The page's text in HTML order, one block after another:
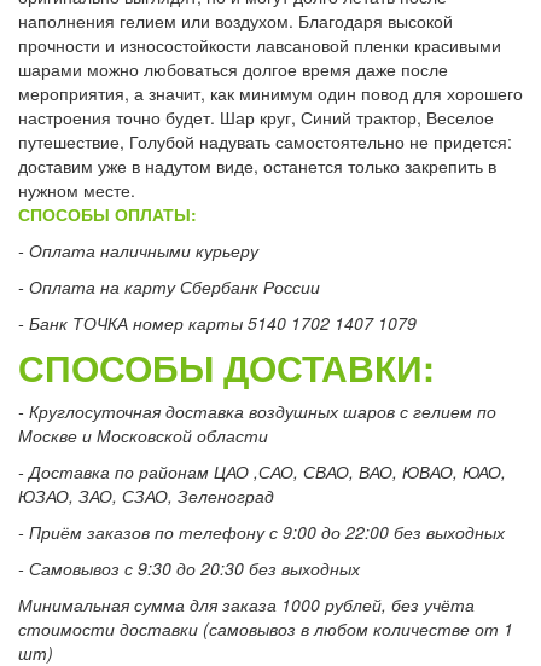
наполнения гелием или воздухом. Благодаря высокой
прочности и износостойкости лавсановой пленки красивыми
шарами можно любоваться долгое время даже после
мероприятия, а значит, как минимум один повод для хорошего
настроения точно будет. Шар круг, Синий трактор, Веселое
путешествие, Голубой надувать самостоятельно не придется:
доставим уже в надутом виде, останется только закрепить в
нужном месте.
СПОСОБЫ ОПЛАТЫ:
- Оплата наличными курьеру
- Оплата на карту Сбербанк России
- Банк ТОЧКА номер карты 5140 1702 1407 1079
СПОСОБЫ ДОСТАВКИ:
- Круглосуточная доставка воздушных шаров с гелием по
Москве и Московской области
- Доставка по районам ЦАО ,САО, СВАО, ВАО, ЮВАО, ЮАО,
ЮЗАО, ЗАО, СЗАО, Зеленоград
- Приём заказов по телефону с 9:00 до 22:00 без выходных
- Самовывоз с 9:30 до 20:30 без выходных
Минимальная сумма для заказа 1000 рублей, без учёта
стоимости доставки (самовывоз в любом количестве от 1
шт)